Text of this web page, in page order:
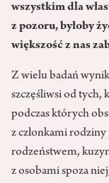
wszystkim dla
z pozoru, byłoby
większość z nas
Z wielu badań
szczęśliwsi od tych,
podczas których
z członkami
rodzeństwem,
z osobami spoza